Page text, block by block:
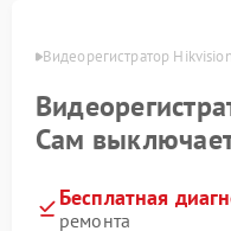
Видеорегистратор
Сам
Бесплатная
ремонта